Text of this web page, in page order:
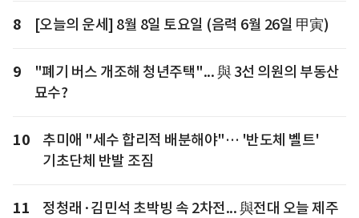
8 [오늘의 운세] 8월 8일 토요일 (음력 6월 26일 甲寅)
9
"폐기 버스 개조해 청년주택"... 與 3선 의원의 부동산
묘수?
10
추미애 "세수 합리적 배분해야"… '반도체 벨트'
기초단체 반발 조짐
11
정청래·김민석 초박빙 속 2차전... 與전대 오늘 제주